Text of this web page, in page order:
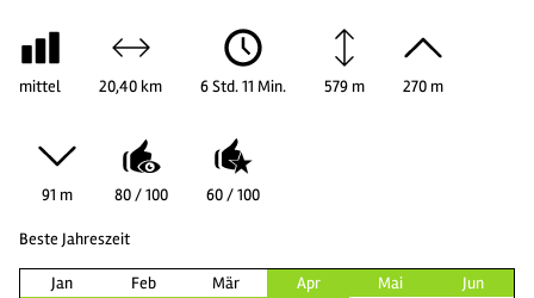
mittel 20,40 km 6 Std. 11 Min. 579 m 270 m
91 m 80 / 100 60 / 100
Beste Jahreszeit
Jan Feb Mär Apr Mai
Jun